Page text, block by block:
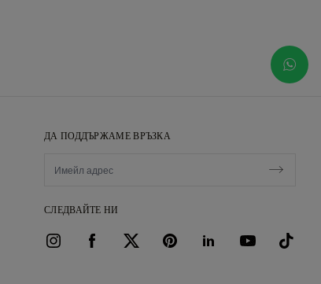
ДА ПОДДЪРЖАМЕ ВРЪЗКА
СЛЕДВАЙТЕ НИ